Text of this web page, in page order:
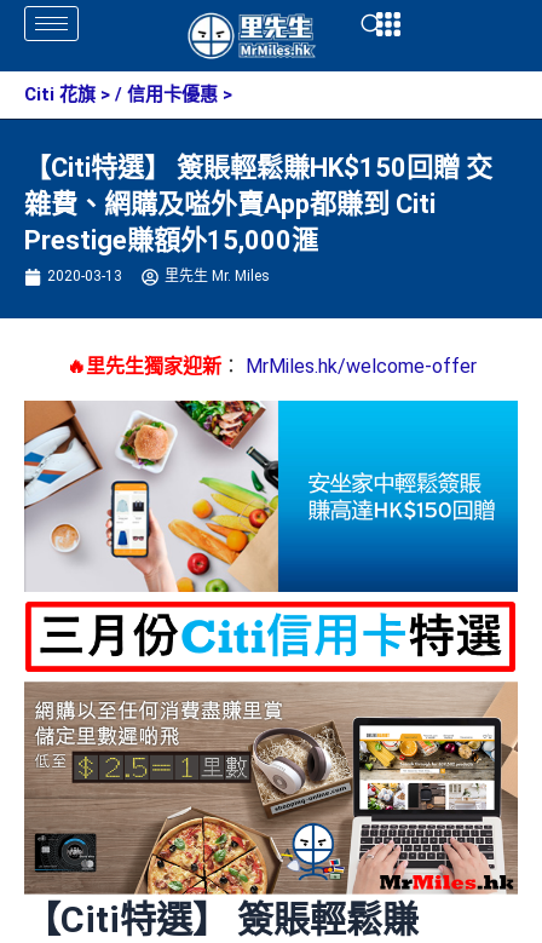
Skip
content
Open
Citi 花旗 > / 信用卡優惠 >
【Citi特選】 簽賬輕鬆賺HK$150回贈 交
雜費、網購及嗌外賣App都賺到 Citi
Prestige賺額外15,000滙
2020-03-13 里先生 Mr. Miles
🔥里先生獨家迎新： MrMiles.hk/welcome-offer
【Citi特選】 簽賬輕鬆賺